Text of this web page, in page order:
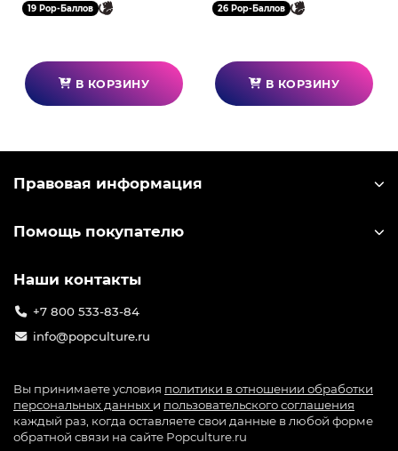
19 Pop-Баллов
В КОРЗИНУ
26 Pop-Баллов
В КОРЗИНУ
Правовая информация
Помощь покупателю
Наши контакты
+7 800 533-83-84
info@popculture.ru
Вы принимаете условия политики в отношении обработки
персональных данных и пользовательского соглашения
каждый раз, когда оставляете свои данные в любой форме
обратной связи на сайте Popculture.ru